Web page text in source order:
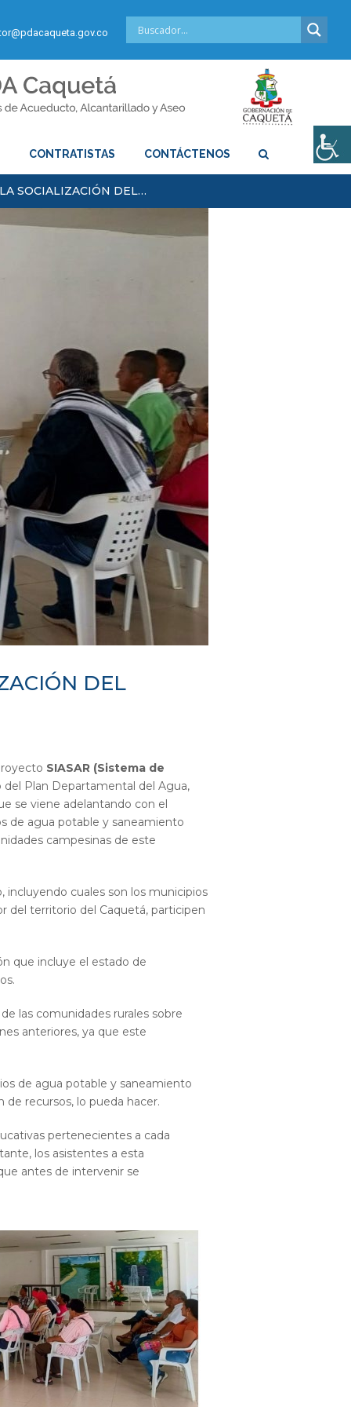
CONTRATISTAS CONTÁCTENOS
SOCIALIZACIÓN DEL…
DEL
SIASAR (Sistema de
Plan Departamental del Agua,
se viene adelantando con el
de agua potable y saneamiento
campesinas de este
cuales son los municipios
del territorio del Caquetá, participen
que incluye el estado de
las comunidades rurales sobre
anteriores, ya que este
de agua potable y saneamiento
recursos, lo pueda hacer.
pertenecientes a cada
los asistentes a esta
antes de intervenir se